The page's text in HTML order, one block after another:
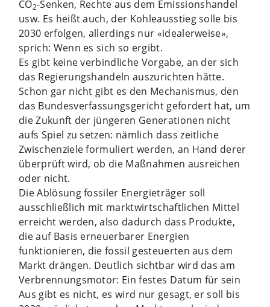
CO2-Senken, Rechte aus dem Emissionshandel
usw. Es heißt auch, der Kohleausstieg solle bis
2030 erfolgen, allerdings nur «idealerweise»,
sprich: Wenn es sich so ergibt.
Es gibt keine verbindliche Vorgabe, an der sich
das Regierungshandeln auszurichten hätte.
Schon gar nicht gibt es den Mechanismus, den
das Bundesverfassungsgericht gefordert hat, um
die Zukunft der jüngeren Generationen nicht
aufs Spiel zu setzen: nämlich dass zeitliche
Zwischenziele formuliert werden, an Hand derer
überprüft wird, ob die Maßnahmen ausreichen
oder nicht.
Die Ablösung fossiler Energieträger soll
ausschließlich mit marktwirtschaftlichen Mittel
erreicht werden, also dadurch dass Produkte,
die auf Basis erneuerbarer Energien
funktionieren, die fossil gesteuerten aus dem
Markt drängen. Deutlich sichtbar wird das am
Verbrennungsmotor: Ein festes Datum für sein
Aus gibt es nicht, es wird nur gesagt, er soll bis